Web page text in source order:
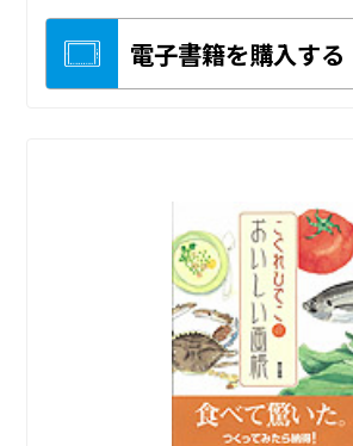
電子書籍を購入する